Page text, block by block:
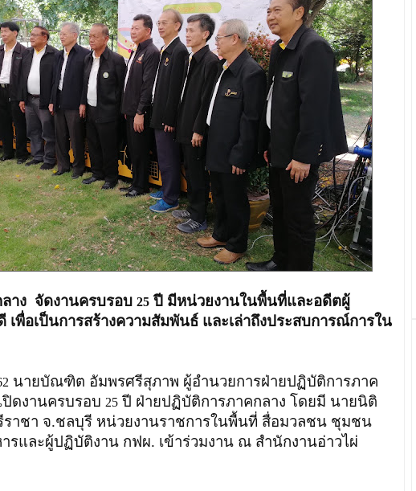
าง จัดงานครบรอบ 25ปี มีหน่วยงานในพื้นที่และอดีตผู้
พื่อเป็นการสร้างความสัมพันธ์ และเล่าถึงประสบการณ์การใน
นายบัณฑิต อัมพรศรีสุภาพ ผู้อำนวยการฝ่ายปฏิบัติการภาค
ปิดงานครบรอบ 25ปี ฝ่ายปฏิบัติการภาคกลาง โดยมี นายนิติ
าชา จ.ชลบุรี หน่วยงานราชการในพื้นที่ สื่อมวลชน ชุมชน
รและผู้ปฏิบัติงาน กฟผ. เข้าร่วมงาน ณ สำนักงานอ่าวไผ่